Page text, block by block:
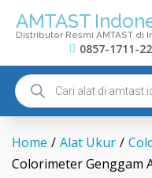
AMTAST
Distributor Resmi AMTAST di
0857-1711-
Home / Alat Ukur /
Colorimeter Genggam